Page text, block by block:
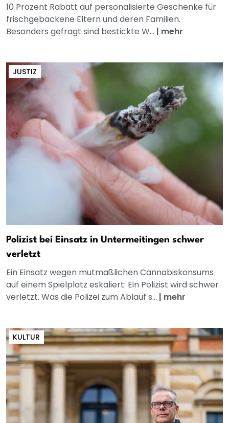
10 Prozent Rabatt auf personalisierte Geschenke für
frischgebackene Eltern und deren Familien.
Besonders gefragt sind bestickte W... | mehr
JUSTIZ
Polizist bei Einsatz in Untermeitingen schwer
verletzt
Ein Einsatz wegen mutmaßlichen Cannabiskonsums
auf einem Spielplatz eskaliert: Ein Polizist wird schwer
verletzt. Was die Polizei zum Ablauf s... | mehr
KULTUR